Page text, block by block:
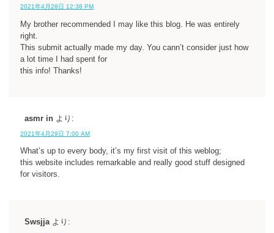
2021年4月28日 12:38 PM
My brother recommended I may like this blog. He was entirely
right.
This submit actually made my day. You cann’t consider just how
a lot time I had spent for
this info! Thanks!
asmr in より:
2021年4月29日 7:00 AM
What’s up to every body, it’s my first visit of this weblog;
this website includes remarkable and really good stuff designed
for visitors.
Swsjja より: